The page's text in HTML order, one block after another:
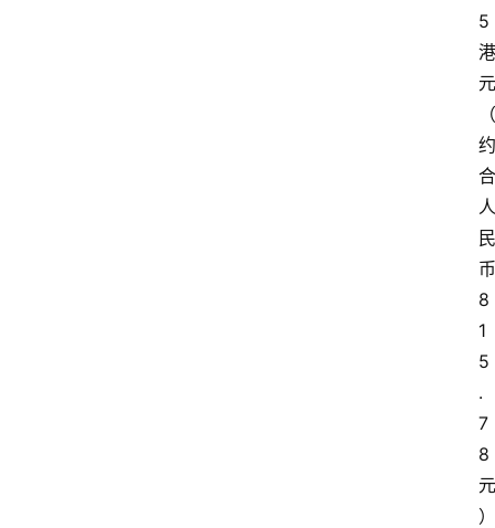
5
港
元
（
约
合
人
民
币
8
1
5
.
7
8
元
）